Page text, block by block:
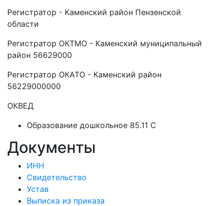
Регистратор - Каменский район Пензенской
области
Регистратор ОКТМО - Каменский муниципальный
район 56629000
Регистратор ОКАТО - Каменский район
56229000000
ОКВЕД
Образование дошкольное 85.11 C
Документы
ИНН
Свидетельство
Устав
Выписка из приказа